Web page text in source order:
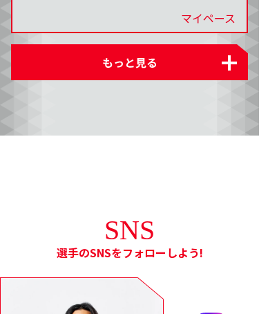
マイペース
SNS
選手のSNSをフォローしよう!